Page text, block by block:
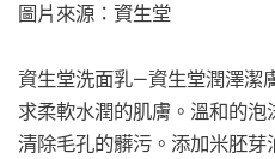
圖片來源：資生堂
資生堂洗面乳—資生堂潤澤潔
求柔軟水潤的肌膚。溫和的
清除毛孔的髒污。添加米胚